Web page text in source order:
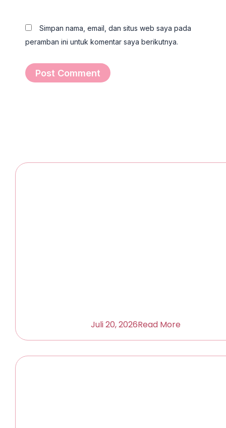
Simpan nama, email, dan situs web saya pada
peramban ini untuk komentar saya berikutnya.
Juli 20, 2026Read More